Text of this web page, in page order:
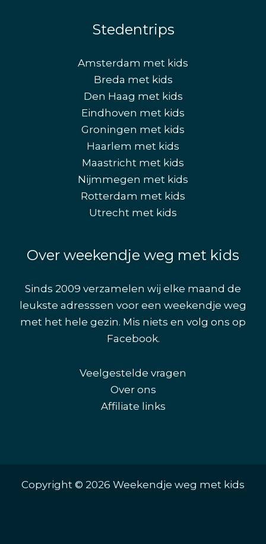
Stedentrips
Amsterdam met kids
Breda met kids
Den Haag met kids
Eindhoven met kids
Groningen met kids
Haarlem met kids
Maastricht met kids
Nijmmegen met kids
Rotterdam met kids
Utrecht met kids
Over weekendje weg met kids
Sinds 2009 verzamelen wij elke maand de
leukste adresssen voor een weekendje weg
met het hele gezin. Mis niets en volg ons op
Facebook.
Veelgestelde vragen
Over ons
Affiliate links
Copyright © 2026 Weekendje weg met kids